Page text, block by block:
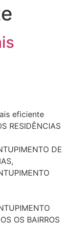
eficiente
RESIDÊNCIAS
DE
OS BAIRROS